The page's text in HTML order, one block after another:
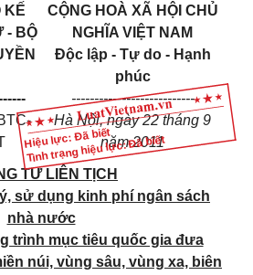
Hiệu lực: Đã biết
Tình trạng hiệu lực: Đã biết
KẾ
- BỘ
CỘNG HOÀ XÃ HỘI CHỦ
NGHĨA VIỆT NAM
Độc lập - Tự do - Hạnh
phúc
---------------------------
Hà Nội, ngày 22 tháng 9
năm 2011
TƯ LIÊN TỊCH
sử dụng kinh phí ngân sách
nhà nước
trình mục tiêu quốc gia đưa
núi, vùng sâu, vùng xa, biên